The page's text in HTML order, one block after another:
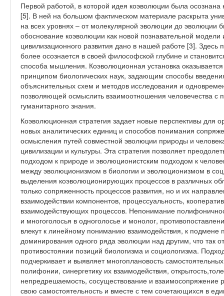
Первой работой, в которой идея коэволюции была
[5]. В ней на большом фактическом материале раскрыта
на всех уровнях – от молекулярной эволюции до
обоснование коэволюции как новой познавательной модели
цивилизационного развития дано в нашей работе [3]. Здесь
более осознается в своей философской глубине и
способа мышления. Коэволюционная установка
принципом биологических наук, задающим способы
объяснительных схем и методов исследования и
позволяющей осмыслить взаимоотношения человечества с
гуманитарного знания.
Коэволюционная стратегия задает новые перспективы для
новых аналитических единиц и способов понимания
осмысления путей совместной эволюции природы и
цивилизации и культуры. Эта стратегия позволяет
подходом к природе и эволюционистским подходом к
между эволюционизмом в биологии и эволюционизмом в
выделения коэволюционирующих процессов в различных
только сопряженность процессов развития, но и их
взаимодействии компонентов, процессуальность,
взаимодействующих процессов. Непонимание
и многоголосья в одноголосье и монолог,
влекут к линейному пониманию взаимодействия, к подмене
доминирования одного ряда эволюции над другим, что так
противостоянии позиций биологизма и социологизма.
подчеркивает и выявляет многоплановость
полифонии, синергетику их взаимодействия,
непредрешаемость, сосуществование и взаимосопряжение
свою самостоятельность и вместе с тем сочетающихся в